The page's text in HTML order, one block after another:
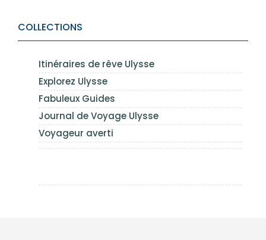
COLLECTIONS
Itinéraires de rêve Ulysse
Explorez Ulysse
Fabuleux Guides
Journal de Voyage Ulysse
Voyageur averti